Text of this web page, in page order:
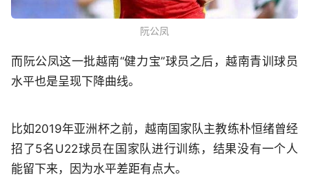
阮公凤
而阮公凤这一批越南“健力宝”球员之后，越南青训球员
水平也是呈现下降曲线。
比如2019年亚洲杯之前，越南国家队主教练朴恒绪曾经
招了5名U22球员在国家队进行训练，结果没有一个人
能留下来，因为水平差距有点大。